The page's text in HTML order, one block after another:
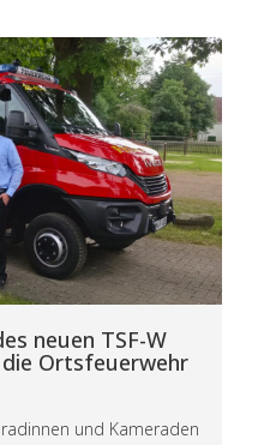
neuen TSF-W
Ortsfeuerwehr
und Kameraden